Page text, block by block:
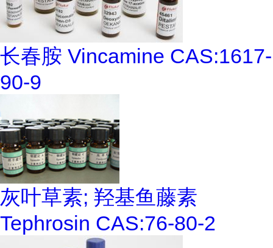
长春胺 Vincamine CAS:1617-
90-9
灰叶草素; 羟基鱼藤素
Tephrosin CAS:76-80-2